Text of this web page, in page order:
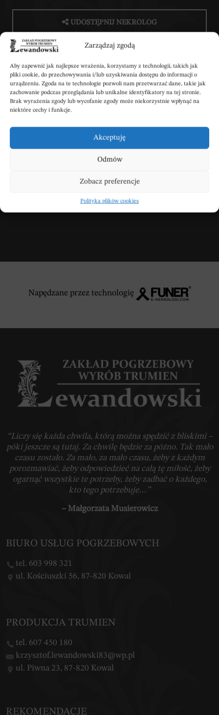
Zarządzaj zgodą
Aby zapewnić jak najlepsze wrażenia, korzystamy z technologii, takich jak
pliki cookie, do przechowywania i/lub uzyskiwania dostępu do informacji o
urządzeniu. Zgoda na te technologie pozwoli nam przetwarzać dane, takie jak
zachowanie podczas przeglądania lub unikalne identyfikatory na tej stronie.
Brak wyrażenia zgody lub wycofanie zgody może niekorzystnie wpłynąć na
niektóre cechy i funkcje.
Akceptuję
Odmów
Zobacz preferencje
Polityka plików cookies
UDOSTĘPNIJ NEKROLOG
Wpisz swoje kondolencje
DODAJ KONDOLENCJE
Napędzane przez technologię
“Liczy się każda chwila, którą można spędzić z bliskimi –
póki jeszcze są tutaj. Za chwilę będzie za późno. Tak mało
czasu zostało. Za mało, za mało czasu, żeby z każdym
porozmawiać, żeby odpowiedzieć na całą tę miłość, żeby
ogarnąć wszystkie te potrzeby, żeby zadbać o każdego,
kto tego potrzebuje…”
– Małgorzata Musierowicz
BIURO USŁUG POGRZEBOWYCH
tel. 603 998 321
ul. Kościuszki 56, 87-820 Kowal
PRODUKCJA TRUMIEN
tel. 607 450 180
krzysztof.lewandowski83@wp.pl
ul. Piwna 23, 87-820 Kowal
REKOMENDACJE